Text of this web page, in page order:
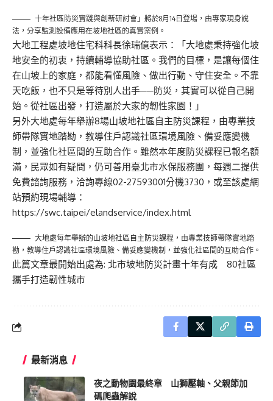
十年社區防災實踐與創新研討會」將於8月14日登場，由專家現身說
法，分享監測設備應用在坡地社區的真實案例。
大地工程處坡地住宅科科長徐瑞億表示：「大地處秉持強化坡
地安全的初衷，持續輔導協助社區。我們的目標，是讓每個住
在山坡上的家庭，都能看懂風險、做出行動、守住安全。不靠
天吃飯，也不只是等待別人出手──防災，其實可以從自己開
始。從社區出發，打造屬於大家的韌性家園！」
另外大地處每年舉辦8場山坡地社區自主防災課程，由專業技
師帶隊實地踏勘，教導住戶認識社區環境風險、備妥應變機
制，並強化社區間的互助合作。雖然本年度防災課程已報名額
滿，民眾如有疑問，仍可善用臺北市水保服務團，每週二提供
免費諮詢服務，洽詢專線02-27593001分機3730，或至該處網
站預約現場輔導：
https://swc.taipei/elandservice/index.html
大地處每年舉辦的山坡地社區自主防災課程，由專業技師帶隊實地踏
勘，教導住戶認識社區環境風險、備妥應變機制，並強化社區間的互助合作。
此篇文章最開始出處為: 北市坡地防災計畫十年有成 80社區
攜手打造韌性城市
最新消息
夜之動物園最終章 山獅壓軸、父親節加
碼爬蟲解說